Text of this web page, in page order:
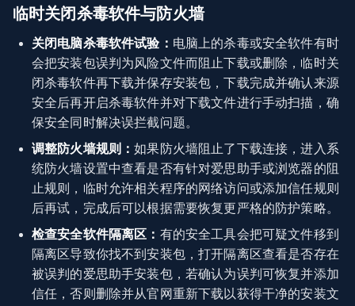
临时关闭杀毒软件与防火墙
关闭电脑杀毒软件试验： 电脑上的杀毒或安全软件有时
会把安装包误判为风险文件而阻止下载或删除，临时关
闭杀毒软件再下载并保存安装包，下载完成并确认来源
安全后再开启杀毒软件并对下载文件进行手动扫描，确
保安全同时解决误拦截问题。
调整防火墙规则：如果防火墙阻止了下载连接，进入系
统防火墙设置中查看是否有针对爱思助手或浏览器的阻
止规则，临时允许相关程序的网络访问或添加信任规则
后再试，完成后可以根据需要恢复更严格的防护策略。
检查安全软件隔离区： 有的安全工具会把可疑文件移到
隔离区导致你找不到安装包，打开隔离区查看是否存在
被误判的爱思助手安装包，若确认为误判可恢复并添加
信任，否则删除并从官网重新下载以获得干净的安装文